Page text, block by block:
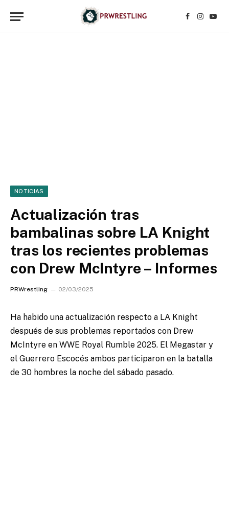
Facebook
NOTICIAS
Actualización tras
bambalinas sobre LA Knight
tras los recientes problemas
con Drew McIntyre – Informes
PRWrestling 02/03/2025
Ha habido una actualización respecto a LA Knight
después de sus problemas reportados con Drew
McIntyre en WWE Royal Rumble 2025. El Megastar y
el Guerrero Escocés ambos participaron en la batalla
de 30 hombres la noche del sábado pasado.